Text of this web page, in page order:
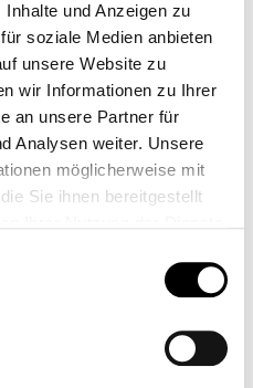
und Anzeigen zu
soziale Medien anbieten
unsere Website zu
wir Informationen zu Ihrer
an unsere Partner für
Analysen weiter. Unsere
möglicherweise mit
Sie ihnen bereitgestellt
la quantità
Nel carrello